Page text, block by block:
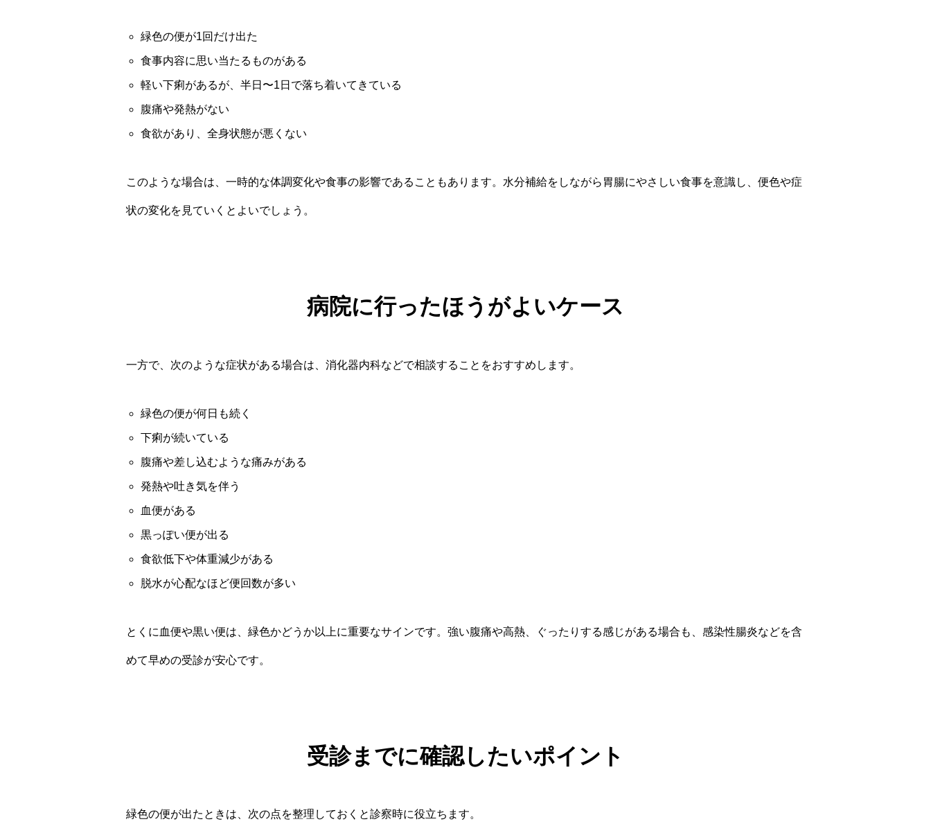
緑色の便が1回だけ出た
食事内容に思い当たるものがある
軽い下痢があるが、半日〜1日で落ち着いてきている
腹痛や発熱がない
食欲があり、全身状態が悪くない
このような場合は、一時的な体調変化や食事の影響であることもあります。水分補給をしながら胃腸にやさしい食事を意識し、便色や症
状の変化を見ていくとよいでしょう。
病院に行ったほうがよいケース
一方で、次のような症状がある場合は、消化器内科などで相談することをおすすめします。
緑色の便が何日も続く
下痢が続いている
腹痛や差し込むような痛みがある
発熱や吐き気を伴う
血便がある
黒っぽい便が出る
食欲低下や体重減少がある
脱水が心配なほど便回数が多い
とくに血便や黒い便は、緑色かどうか以上に重要なサインです。強い腹痛や高熱、ぐったりする感じがある場合も、感染性腸炎などを含
めて早めの受診が安心です。
受診までに確認したいポイント
緑色の便が出たときは、次の点を整理しておくと診察時に役立ちます。